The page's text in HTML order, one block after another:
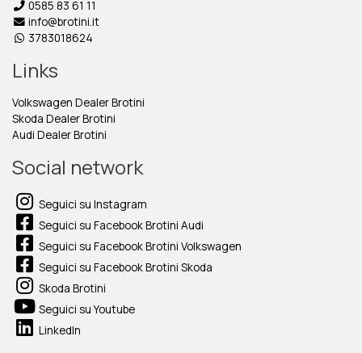
0585 83 61 11
info@brotini.it
3783018624
Links
Volkswagen Dealer Brotini
Skoda Dealer Brotini
Audi Dealer Brotini
Social network
Seguici su Instagram
Seguici su Facebook Brotini Audi
Seguici su Facebook Brotini Volkswagen
Seguici su Facebook Brotini Skoda
Skoda Brotini
Seguici su Youtube
LinkedIn